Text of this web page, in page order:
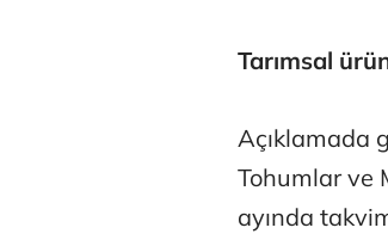
Tarımsal
Açıklamada
Tohumlar ve
ayında